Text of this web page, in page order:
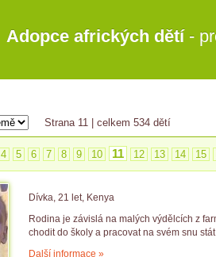
Adopce afrických dětí-
Strana 11 | celkem 534 dětí
4 5 6 7 8 9 10 11 12 13 14 15
Dívka, 21 let, Kenya
Rodina je závislá na malých výdělcích z
chodit do školy a pracovat na svém snu stát
Další informace »